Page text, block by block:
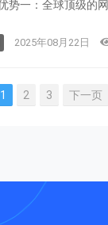
2025年08月22日
1 2 3 下一页